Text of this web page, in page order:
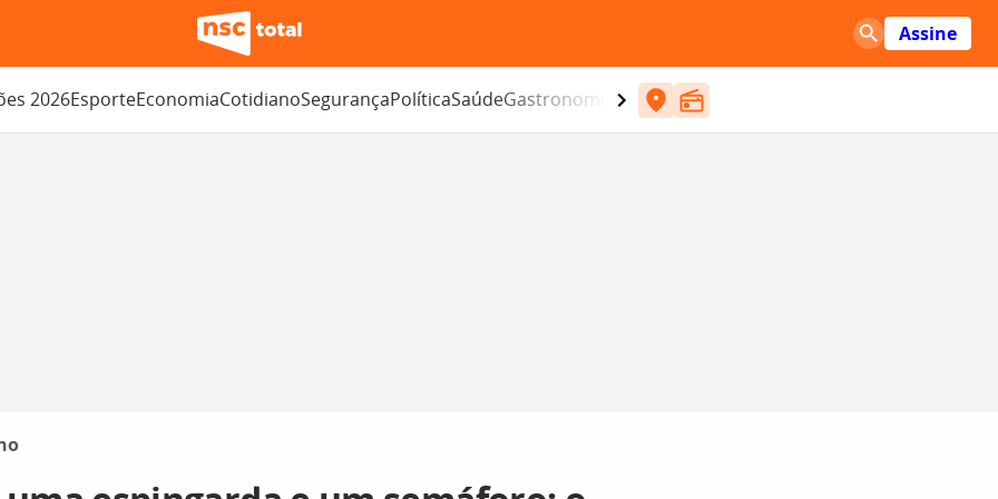
Assine
2026EsporteEconomiaCotidianoSegurançaPolíticaSaúdeGastronomia Entretenimento